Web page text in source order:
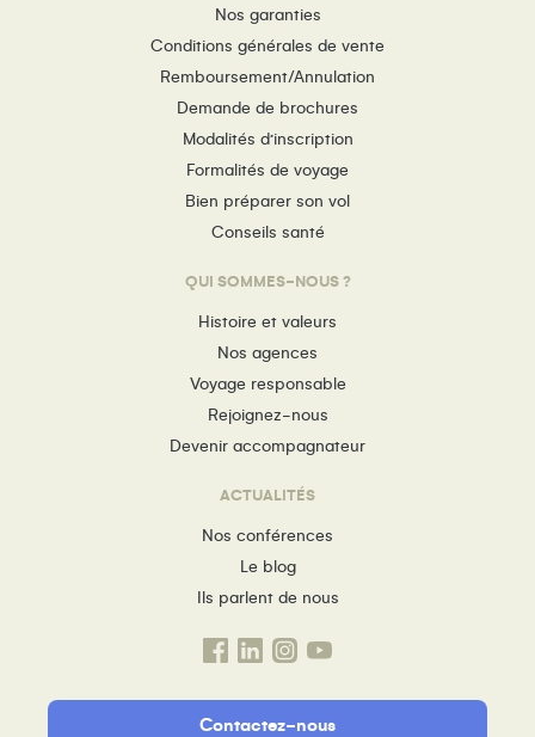
Nos garanties
Conditions générales de vente
Remboursement/Annulation
Demande de brochures
Modalités d’inscription
Formalités de voyage
Bien préparer son vol
Conseils santé
QUI SOMMES-NOUS ?
Histoire et valeurs
Nos agences
Voyage responsable
Rejoignez-nous
Devenir accompagnateur
ACTUALITÉS
Nos conférences
Le blog
Ils parlent de nous
Contactez-nous